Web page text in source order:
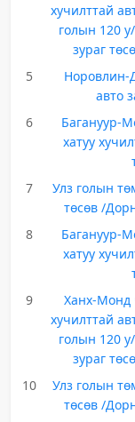
хучилттай
голын 120
зураг
5
Норовлин-
авто
6
Багануур-
хатуу
7
Улз голын
төсөв /
8
Багануур-
хатуу
9
Ханх-Монд
хучилттай
голын 120
зураг
10
Улз голын
төсөв /